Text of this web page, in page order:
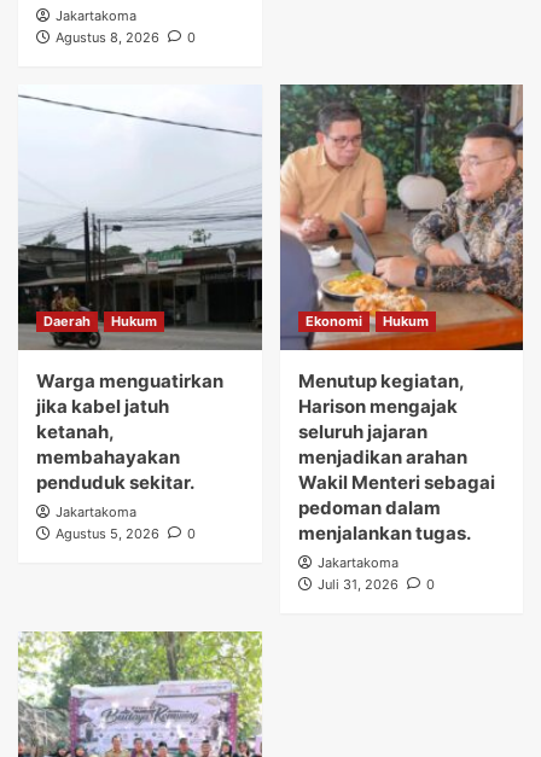
Jakartakoma
Agustus 8, 2026
0
Daerah Hukum
Warga menguatirkan
jika kabel jatuh
ketanah,
membahayakan
penduduk sekitar.
Jakartakoma
Agustus 5, 2026
0
Ekonomi Hukum
Menutup kegiatan,
Harison mengajak
seluruh jajaran
menjadikan arahan
Wakil Menteri sebagai
pedoman dalam
menjalankan tugas.
Jakartakoma
Juli 31, 2026
0